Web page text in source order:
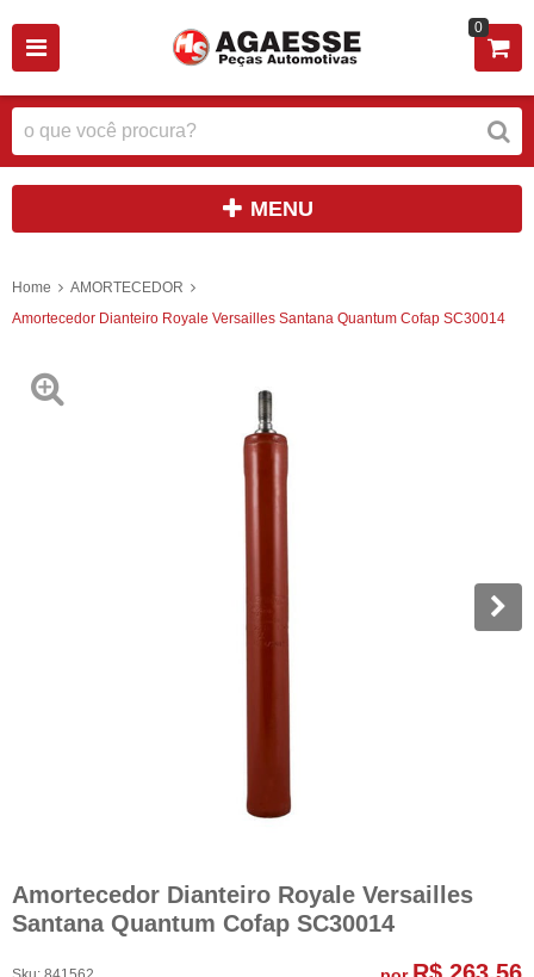
0
MENU
Home
AMORTECEDOR
Amortecedor Dianteiro Royale Versailles Santana Quantum Cofap SC30014
Amortecedor Dianteiro Royale Versailles
Santana Quantum Cofap SC30014